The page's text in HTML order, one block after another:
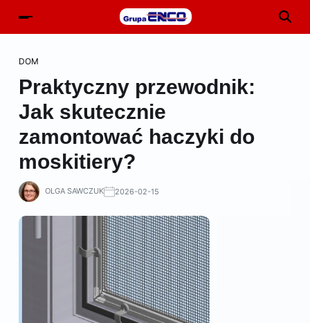
DOM
Praktyczny przewodnik:
Jak skutecznie
zamontować haczyki do
moskitiery?
OLGA SAWCZUK 2026-02-15